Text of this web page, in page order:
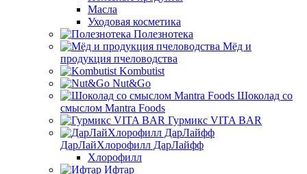
Масла
Уходовая косметика
Полезнотека
Мёд и
продукция пчеловодства
Kombutist
Nut&Go
Шоколад со
смыслом Mantra Foods
Гурмикс VITA BAR
ДарЛайХлорофилл ДарЛайфф
Хлорофилл
Ифтар